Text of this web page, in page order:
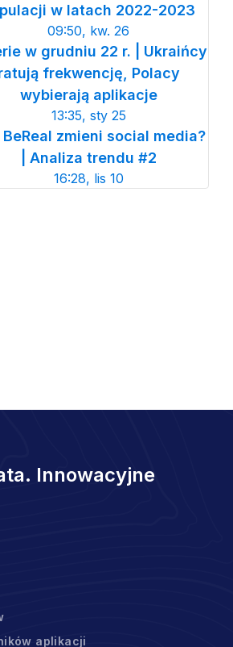
w latach 2022-2023
09:50, kw. 26
w grudniu 22 r. | Ukraińcy
frekwencję, Polacy
wybierają aplikacje
13:35, sty 25
BeReal zmieni social media?
| Analiza trendu #2
16:28, lis 10
Innowacyjne
aplikacji